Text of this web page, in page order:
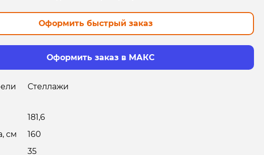
Оформить быстрый заказ
Оформить заказ в МАКС
Стеллажи
181,6
см
160
35